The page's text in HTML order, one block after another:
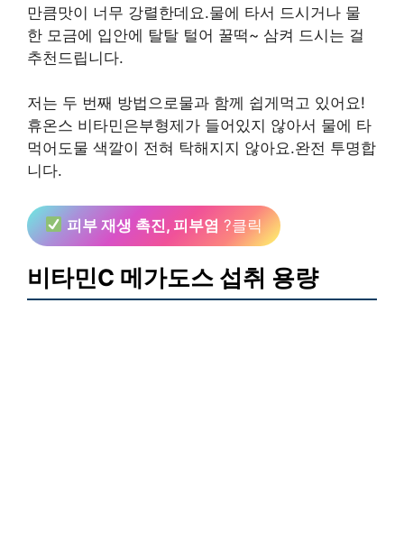
만큼맛이 너무 강렬한데요.물에 타서 드시거나 물
한 모금에 입안에 탈탈 털어 꿀떡~ 삼켜 드시는 걸
추천드립니다.
저는 두 번째 방법으로물과 함께 쉽게먹고 있어요!
휴온스 비타민은부형제가 들어있지 않아서 물에 타
먹어도물 색깔이 전혀 탁해지지 않아요.완전 투명합
니다.
피부 재생 촉진, 피부염 ?클릭
비타민C 메가도스 섭취 용량